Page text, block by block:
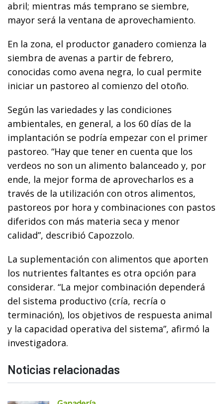
abril; mientras más temprano se siembre,
mayor será la ventana de aprovechamiento.
En la zona, el productor ganadero comienza la
siembra de avenas a partir de febrero,
conocidas como avena negra, lo cual permite
iniciar un pastoreo al comienzo del otoño.
Según las variedades y las condiciones
ambientales, en general, a los 60 días de la
implantación se podría empezar con el primer
pastoreo. “Hay que tener en cuenta que los
verdeos no son un alimento balanceado y, por
ende, la mejor forma de aprovecharlos es a
través de la utilización con otros alimentos,
pastoreos por hora y combinaciones con pastos
diferidos con más materia seca y menor
calidad”, describió Capozzolo.
La suplementación con alimentos que aporten
los nutrientes faltantes es otra opción para
considerar. “La mejor combinación dependerá
del sistema productivo (cría, recría o
terminación), los objetivos de respuesta animal
y la capacidad operativa del sistema”, afirmó la
investigadora.
Noticias relacionadas